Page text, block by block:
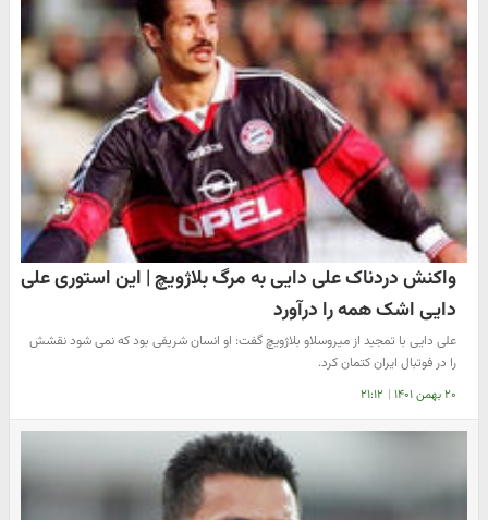
واکنش دردناک علی دایی به مرگ بلاژویچ | این استوری علی
دایی اشک همه را درآورد
علی دایی با تمجید از میروسلاو بلاژویچ گفت: او انسان شریفی بود که نمی شود نقشش
را در فوتبال ایران کتمان کرد.
۲۰ بهمن ۱۴۰۱ | ۲۱:۱۲